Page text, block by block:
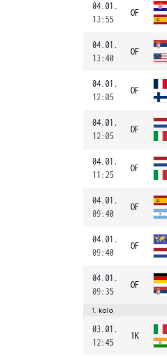
04.01.
13:55
OF
04.01.
13:40
OF
04.01.
12:05
OF
04.01.
12:05
OF
04.01.
11:25
OF
04.01.
09:40
OF
04.01.
09:40
OF
04.01.
09:35
OF
1. kolo
03.01.
12:45
1K